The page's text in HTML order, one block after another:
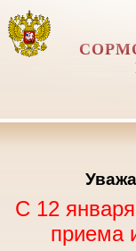
С 12
приема